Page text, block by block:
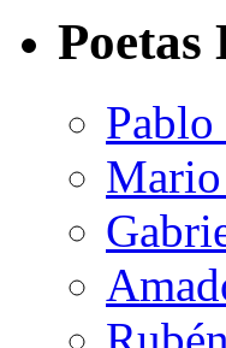
Poetas
Pablo